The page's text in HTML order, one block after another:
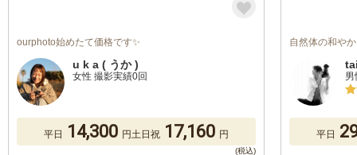
ourphoto始めたて価格です✨
u k a ( うか )
女性 撮影実績0回
平日 14,300 円土日祝 17,160 円
自然体の和や
平日